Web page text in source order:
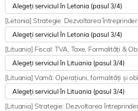
[Letonia] Strategie: Dezvoltarea
[Lituania] Fiscal: TVA, Taxe, Formalități &
[Lituania] Vamă: Operațiuni, formalități și
[Lituania] Strategie: Dezvoltarea